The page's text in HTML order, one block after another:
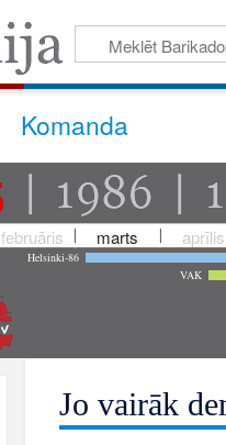
Komanda
februāris marts aprīlis
Helsinki-86
VAK
Jo vairāk